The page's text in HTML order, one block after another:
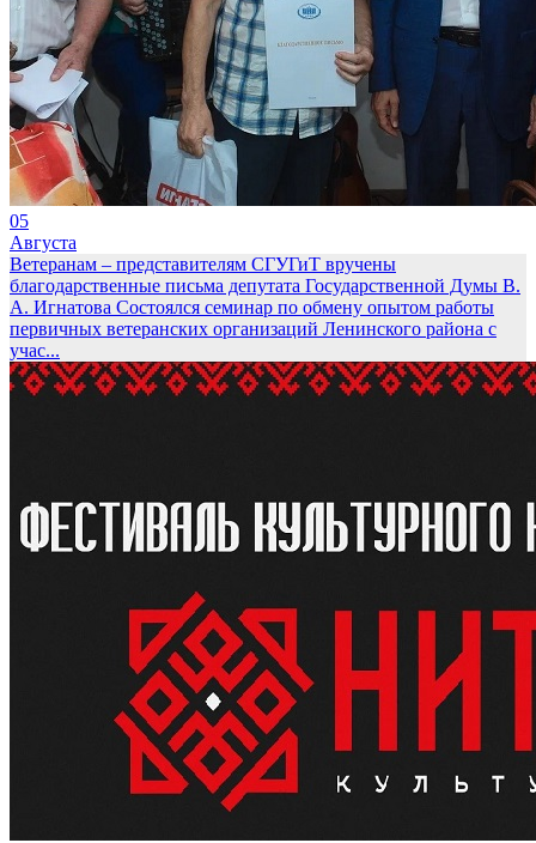
05
Августа
Ветеранам – представителям СГУГиТ вручены
благодарственные письма депутата Государственной Думы В.
А. Игнатова Состоялся семинар по обмену опытом работы
первичных ветеранских организаций Ленинского района с
учас...